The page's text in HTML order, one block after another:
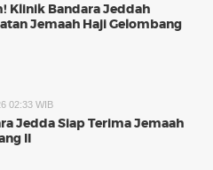
Klinik Bandara Jeddah
Jemaah Haji Gelombang
02:33 WIB
Jedda Siap Terima Jemaah
II